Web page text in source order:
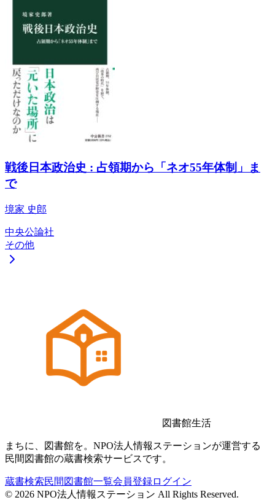
戦後日本政治史 : 占領期から「ネオ55年体制」ま
で
境家 史郎
中央公論社
その他
図書館生活
まちに、図書館を。NPO法人情報ステーションが運営する
民間図書館の蔵書検索サービスです。
蔵書検索民間図書館一覧会員登録ログイン
© 2026 NPO法人情報ステーション All Rights Reserved.